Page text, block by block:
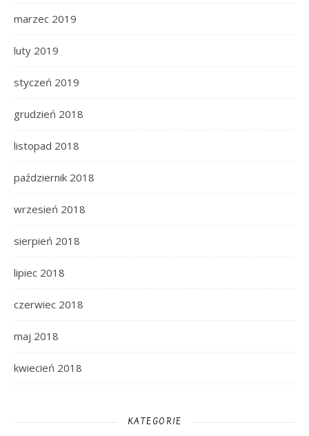
marzec 2019
luty 2019
styczeń 2019
grudzień 2018
listopad 2018
październik 2018
wrzesień 2018
sierpień 2018
lipiec 2018
czerwiec 2018
maj 2018
kwiecień 2018
KATEGORIE